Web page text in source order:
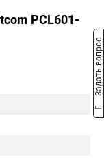
PCL601-
Задать вопрос